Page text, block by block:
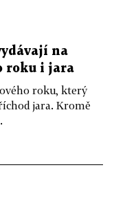
na
roku i jara
roku, který
jara. Kromě